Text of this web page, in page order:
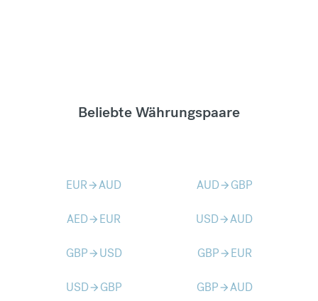
Beliebte Währungspaare
EURarrow_forwardAUD AUDarrow_forward GBP
AEDarrow_forward EUR USDarrow_forwardAUD
GBParrow_forward USD GBParrow_forward EUR
USDarrow_forward GBP GBParrow_forwardAUD